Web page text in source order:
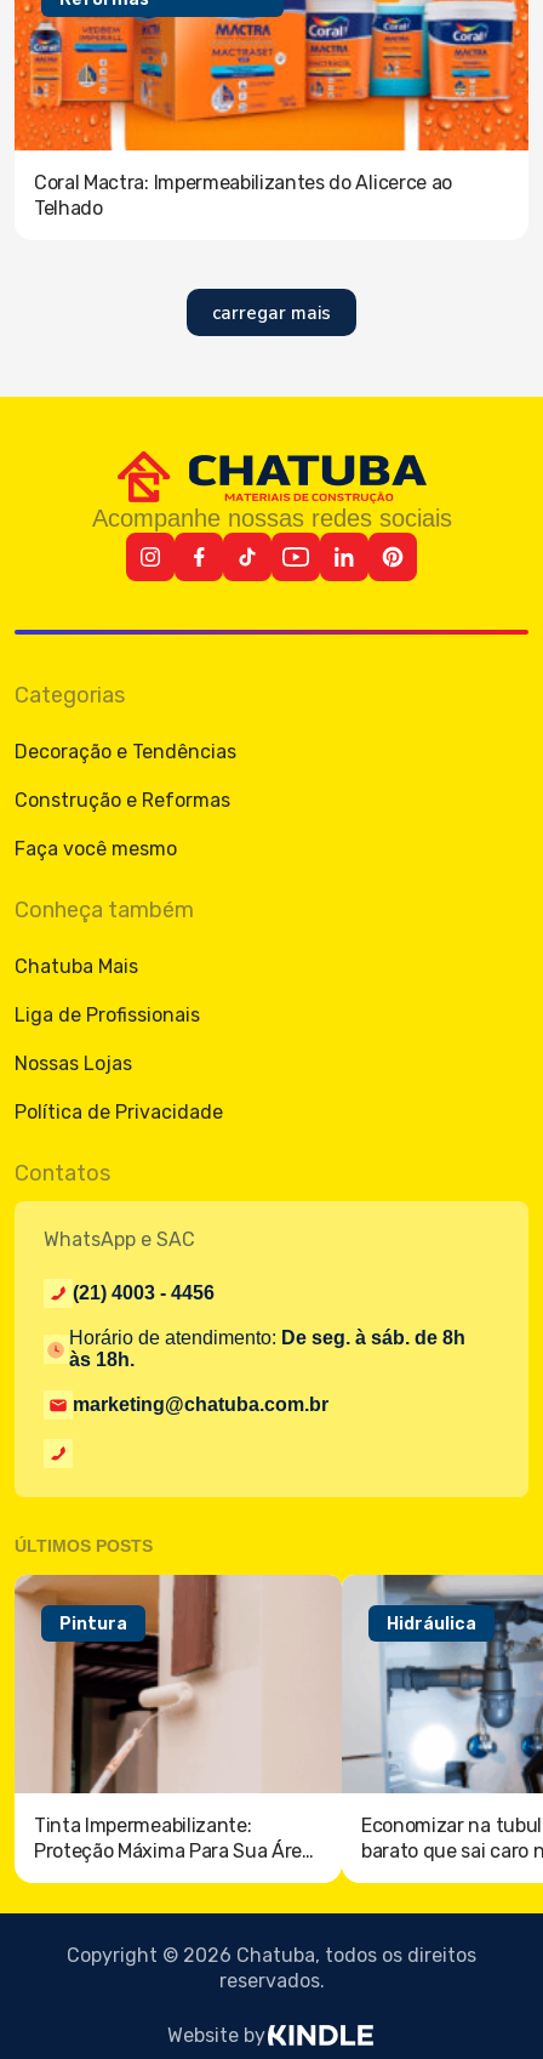
Coral Mactra: Impermeabilizantes do Alicerce ao
Telhado
carregar mais
Acompanhe nossas redes sociais
Categorias
Decoração e Tendências
Construção e Reformas
Faça você mesmo
Conheça também
Chatuba Mais
Liga de Profissionais
Nossas Lojas
Política de Privacidade
Contatos
WhatsApp e SAC
(21) 4003 - 4456
Horário de atendimento: De seg. à sáb. de 8h
às 18h.
marketing@chatuba.com.br
ÚLTIMOS POSTS
Pintura
Tinta Impermeabilizante:
Proteção Máxima Para Sua Área
Hidráulica
Economizar na
barato que sai caro
Copyright © 2026 Chatuba, todos os direitos
reservados.
Website by